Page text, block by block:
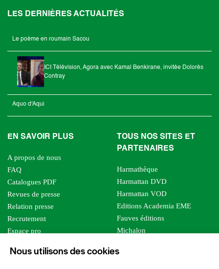
Nous utilisons des cookies
LES DERNIÈRES ACTUALITÉS
Le poème en roumain Sacou
ICI Télévision, Agora avec Kamal Benkirane, invitée Dolorès
Contray
Aquo d'Aqui
EN SAVOIR PLUS
A propos de nous
FAQ
Catalogues PDF
Revues de presse
Relation presse
Recrutement
Espace pro
Foreign rights
TOUS NOS SITES ET
PARTENAIRES
Harmathèque
Harmattan DVD
Harmattan VOD
Editions Academia EME
Fauves éditions
Michalon
Editions Sutton